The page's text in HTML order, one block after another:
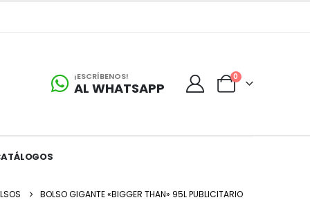
¡ESCRÍBENOS!
AL WHATSAPP
0
BOLSO GIGANTE «BIGGER THAN» 95L PUBLICITARIO